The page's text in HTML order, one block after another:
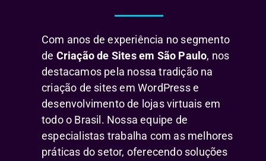
Com anos de experiência no segmento
de Criação de Sites em São Paulo, nos
destacamos pela nossa tradição na
criação de sites em WordPress e
desenvolvimento de lojas virtuais em
todo o Brasil. Nossa equipe de
especialistas trabalha com as melhores
práticas do setor, oferecendo soluções